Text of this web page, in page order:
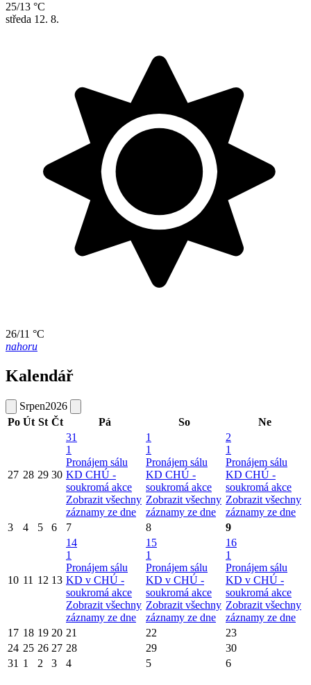
25/13 °C
středa 12. 8.
26/11 °C
nahoru
Kalendář
Srpen2026
Po Út St Čt Pá So Ne
27 28 29 30
31
1
Pronájem sálu
KD CHÚ -
soukromá akce
Zobrazit všechny
záznamy ze dne
1
1
Pronájem sálu
KD CHÚ -
soukromá akce
Zobrazit všechny
záznamy ze dne
2
1
Pronájem sálu
KD CHÚ -
soukromá akce
Zobrazit všechny
záznamy ze dne
3
4 5 6 7 8 9
10 11 12 13
14
1
Pronájem sálu
KD v CHÚ -
soukromá akce
Zobrazit všechny
záznamy ze dne
15
1
Pronájem sálu
KD v CHÚ -
soukromá akce
Zobrazit všechny
záznamy ze dne
16
1
Pronájem sálu
KD v CHÚ -
soukromá akce
Zobrazit všechny
záznamy ze dne
17 18 19 20 21 22
23
24 25 26 27 28 29
30
31 1 2 3 4 5 6